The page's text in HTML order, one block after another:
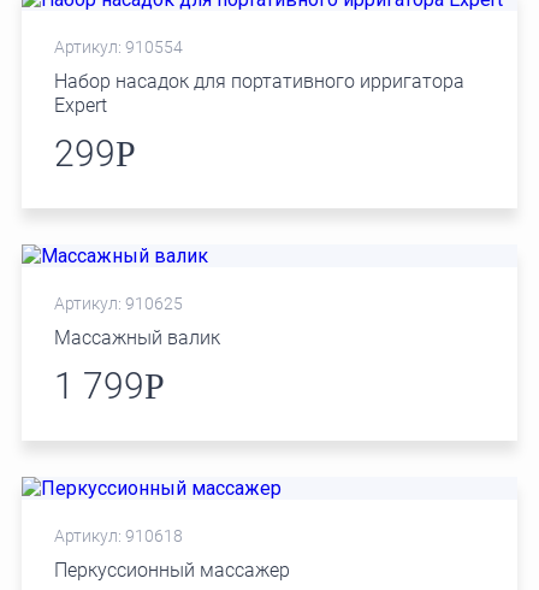
Артикул: 910554
Набор насадок для портативного ирригатора
Expert
299Р
Артикул: 910625
Массажный валик
1 799Р
Артикул: 910618
Перкуссионный массажер